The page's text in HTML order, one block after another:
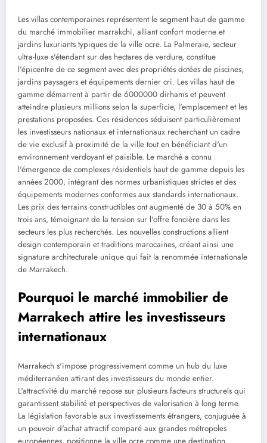
Les villas contemporaines représentent le segment haut de gamme
du marché immobilier marrakchi, alliant confort moderne et
jardins luxuriants typiques de la ville ocre. La Palmeraie, secteur
ultra-luxe s'étendant sur des hectares de verdure, constitue
l'épicentre de ce segment avec des propriétés dotées de piscines,
jardins paysagers et équipements dernier cri. Les villas haut de
gamme démarrent à partir de 6000000 dirhams et peuvent
atteindre plusieurs millions selon la superficie, l'emplacement et les
prestations proposées. Ces résidences séduisent particulièrement
les investisseurs nationaux et internationaux recherchant un cadre
de vie exclusif à proximité de la ville tout en bénéficiant d'un
environnement verdoyant et paisible. Le marché a connu
l'émergence de complexes résidentiels haut de gamme depuis les
années 2000, intégrant des normes urbanistiques strictes et des
équipements modernes conformes aux standards internationaux.
Les prix des terrains constructibles ont augmenté de 30 à 50% en
trois ans, témoignant de la tension sur l'offre foncière dans les
secteurs les plus recherchés. Les nouvelles constructions allient
design contemporain et traditions marocaines, créant ainsi une
signature architecturale unique qui fait la renommée internationale
de Marrakech.
Pourquoi le marché immobilier de
Marrakech attire les investisseurs
internationaux
Marrakech s'impose progressivement comme un hub du luxe
méditerranéen attirant des investisseurs du monde entier.
L'attractivité du marché repose sur plusieurs facteurs structurels qui
garantissent stabilité et perspectives de valorisation à long terme.
La législation favorable aux investissements étrangers, conjuguée à
un pouvoir d'achat attractif comparé aux grandes métropoles